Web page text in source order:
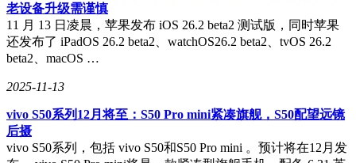
老设备升级需谨慎
11 月 13 日凌晨，苹果发布 iOS 26.2 beta2 测试版，同时苹果
还发布了 iPadOS 26.2 beta2、watchOS26.2 beta2、tvOS 26.2
beta2、macOS …
2025-11-13
vivo S50系列12月将至：S50 Pro mini紧凑旗舰，S50配望远镜
后摄
vivo S50系列，包括 vivo S50和S50 Pro mini 。预计将在12月发